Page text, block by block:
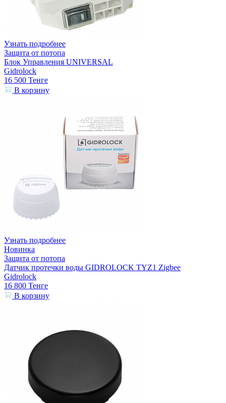
Узнать подробнее
Защита от потопа
Блок Управления UNIVERSAL
Gidrolock
16 500 Тенге
В корзину
Узнать подробнее
Новинка
Защита от потопа
Датчик протечки воды GIDROLOCK TYZ1 Zigbee
Gidrolock
16 800 Тенге
В корзину